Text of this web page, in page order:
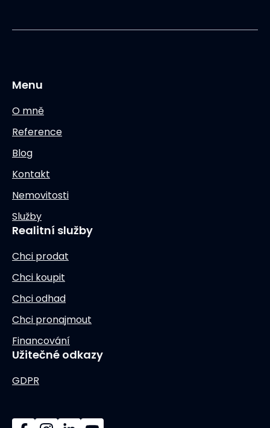
Menu
O mně
Reference
Blog
Kontakt
Nemovitosti
Služby
Realitní služby
Chci prodat
Chci koupit
Chci odhad
Chci pronajmout
Financování
Užitečné odkazy
GDPR